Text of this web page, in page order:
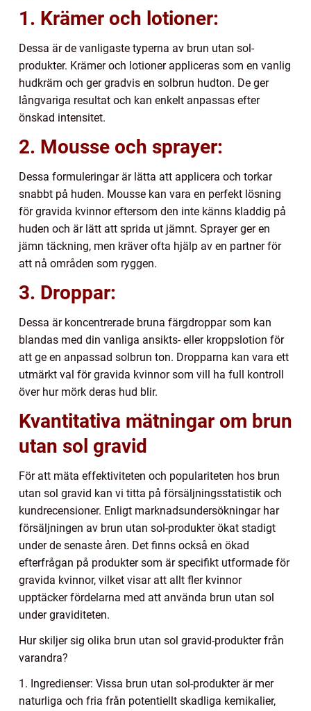
1. Krämer och lotioner:
Dessa är de vanligaste typerna av brun utan sol-
produkter. Krämer och lotioner appliceras som en vanlig
hudkräm och ger gradvis en solbrun hudton. De ger
långvariga resultat och kan enkelt anpassas efter
önskad intensitet.
2. Mousse och sprayer:
Dessa formuleringar är lätta att applicera och torkar
snabbt på huden. Mousse kan vara en perfekt lösning
för gravida kvinnor eftersom den inte känns kladdig på
huden och är lätt att sprida ut jämnt. Sprayer ger en
jämn täckning, men kräver ofta hjälp av en partner för
att nå områden som ryggen.
3. Droppar:
Dessa är koncentrerade bruna färgdroppar som kan
blandas med din vanliga ansikts- eller kroppslotion för
att ge en anpassad solbrun ton. Dropparna kan vara ett
utmärkt val för gravida kvinnor som vill ha full kontroll
över hur mörk deras hud blir.
Kvantitativa mätningar om brun
utan sol gravid
För att mäta effektiviteten och populariteten hos brun
utan sol gravid kan vi titta på försäljningsstatistik och
kundrecensioner. Enligt marknadsundersökningar har
försäljningen av brun utan sol-produkter ökat stadigt
under de senaste åren. Det finns också en ökad
efterfrågan på produkter som är specifikt utformade för
gravida kvinnor, vilket visar att allt fler kvinnor
upptäcker fördelarna med att använda brun utan sol
under graviditeten.
Hur skiljer sig olika brun utan sol gravid-produkter från
varandra?
1. Ingredienser: Vissa brun utan sol-produkter är mer
naturliga och fria från potentiellt skadliga kemikalier,